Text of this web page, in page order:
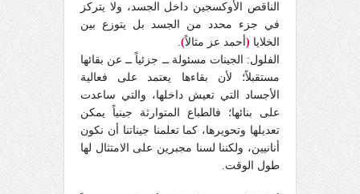
الناقص الأوكسجين داخل الجسد، ولا يتركز
في جزء محدد من الجسد بل يتوزع بين
الخلايا ( أحمد عز مثالاً)
.
الفلول: الجينات مسئولة ــ جزئياً ــ عن بقائها
مستقبلاً؛ لأن بقاءها يعتمد على فعالية
الأجساد التي تعيش داخلها، والتي ساعدت
على بنائها؛ فالطباع المتوارثة جينياً يمكن
تعديلها وتحويرها، كما تعلمنا جيناتنا أن نكون
أنانيين، ولكننا لسنا مجبرين على الامتثال لها
طول الوقت.